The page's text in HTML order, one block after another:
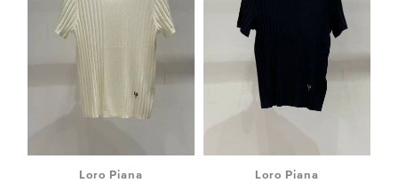
Loro Piana Loro Piana